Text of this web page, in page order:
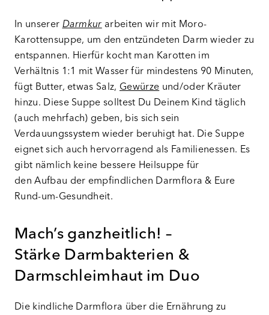
In unserer Darmkur arbeiten wir mit Moro-
Karottensuppe, um den entzündeten Darm wieder zu
entspannen. Hierfür kocht man Karotten im
Verhältnis 1:1 mit Wasser für mindestens 90 Minuten,
fügt Butter, etwas Salz, Gewürze und/oder Kräuter
hinzu. Diese Suppe solltest Du Deinem Kind täglich
(auch mehrfach) geben, bis sich sein
Verdauungssystem wieder beruhigt hat. Die Suppe
eignet sich auch hervorragend als Familienessen. Es
gibt nämlich keine bessere Heilsuppe für
den Aufbau der empfindlichen Darmflora & Eure
Rund-um-Gesundheit.
Mach’s ganzheitlich! –
Stärke Darmbakterien &
Darmschleimhaut im Duo
Die kindliche Darmflora über die Ernährung zu